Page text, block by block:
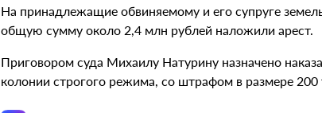
На принадлежащие обвиняемому и его супруге
общую сумму около 2,4 млн рублей наложили арест.
Приговором суда Михаилу Натурину назначено
колонии строгого режима, со штрафом в размере